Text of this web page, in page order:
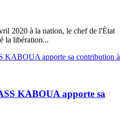
2020 à la nation, le chef de l'État
la libération...
KABOUA apporte sa